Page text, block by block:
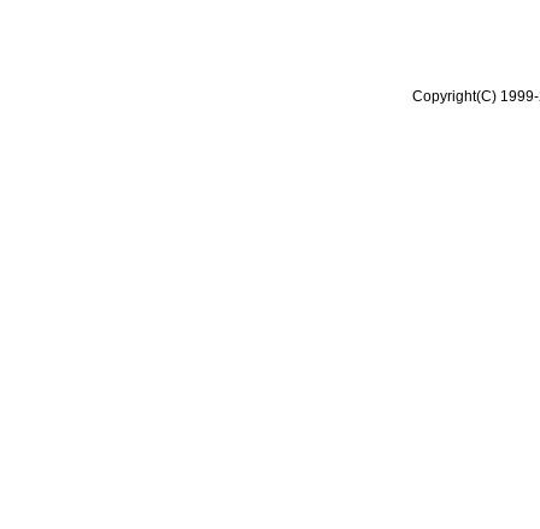
Copyright(C)